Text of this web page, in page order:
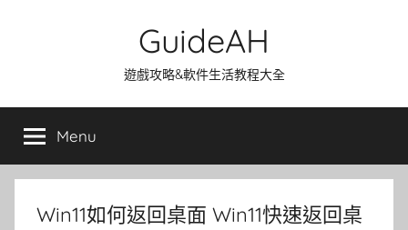
GuideAH
遊戲攻略&軟件生活教程大全
Menu
Win11如何返回桌面 Win11快速返回桌